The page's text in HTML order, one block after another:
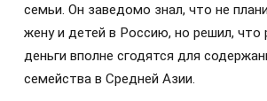
семьи. Он заведомо знал, что не
жену и детей в Россию, но решил, что
деньги вполне сгодятся для
семейства в Средней Азии.